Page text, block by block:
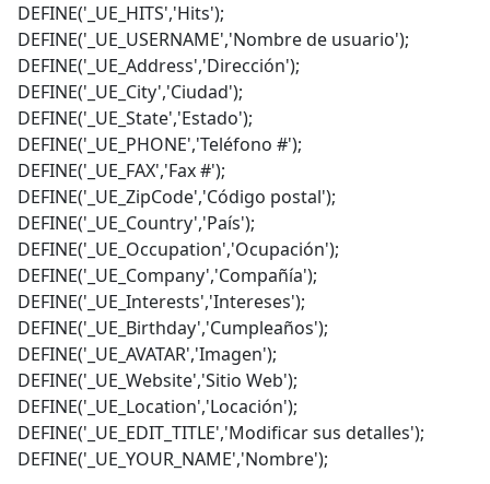
DEFINE('_UE_HITS','Hits');
DEFINE('_UE_USERNAME','Nombre de usuario');
DEFINE('_UE_Address','Dirección');
DEFINE('_UE_City','Ciudad');
DEFINE('_UE_State','Estado');
DEFINE('_UE_PHONE','Teléfono #');
DEFINE('_UE_FAX','Fax #');
DEFINE('_UE_ZipCode','Código postal');
DEFINE('_UE_Country','País');
DEFINE('_UE_Occupation','Ocupación');
DEFINE('_UE_Company','Compañía');
DEFINE('_UE_Interests','Intereses');
DEFINE('_UE_Birthday','Cumpleaños');
DEFINE('_UE_AVATAR','Imagen');
DEFINE('_UE_Website','Sitio Web');
DEFINE('_UE_Location','Locación');
DEFINE('_UE_EDIT_TITLE','Modificar sus detalles');
DEFINE('_UE_YOUR_NAME','Nombre');